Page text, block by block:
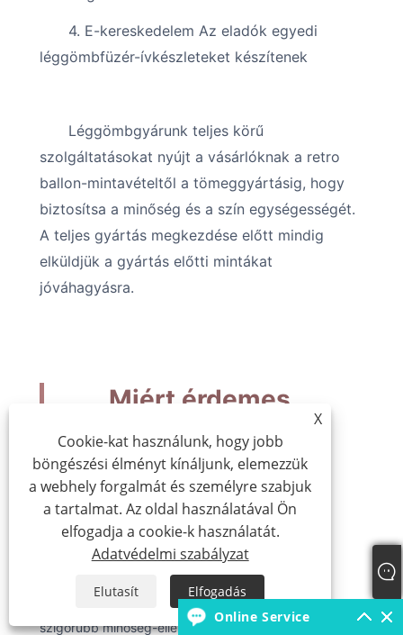
4. E-kereskedelem Az eladók egyedi
léggömbfüzér-ívkészleteket készítenek
Léggömbgyárunk teljes körű
szolgáltatásokat nyújt a vásárlóknak a retro
ballon-mintavételtől a tömeggyártásig, hogy
biztosítsa a minőség és a szín egységességét.
A teljes gyártás megkezdése előtt mindig
elküldjük a gyártás előtti mintákat
jóváhagyásra.
Miért érdemes
közvetlen
léggömbgyártóval
együttműködni?
A léggömbgyárral való közvetlen partnerség
olyan előnyöket kínál, amelyeket a kereskedelmi
vállalatok nem tudnak biztosítani. Jobb árakat,
szigorúbb minőség-ellenőrzést és gyorsabb
X
Cookie-kat használunk, hogy jobb
böngészési élményt kínáljunk, elemezzük
a webhely forgalmát és személyre szabjuk
a tartalmat. Az oldal használatával Ön
elfogadja a cookie-k használatát.
Adatvédelmi szabályzat
Elutasít
Elfogadás
Online Service